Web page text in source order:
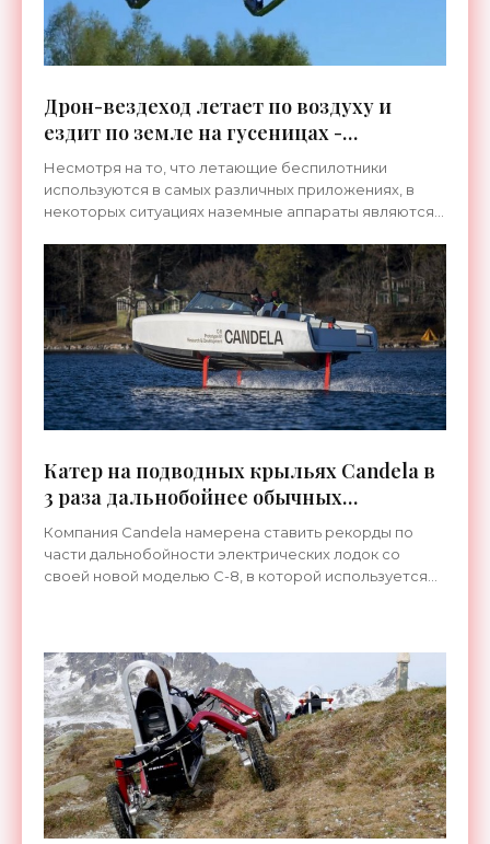
Дрон-вездеход летает по воздуху и
ездит по земле на гусеницах -
«Транспорт»
Несмотря на то, что летающие беспилотники
используются в самых различных приложениях, в
некоторых ситуациях наземные аппараты являются
является более низкое
Катер на подводных крыльях Candela в
3 раза дальнобойнее обычных
электрических лодок - «Транспорт»
Компания Candela намерена ставить рекорды по
части дальнобойности электрических лодок со
своей новой моделью C-8, в которой используется